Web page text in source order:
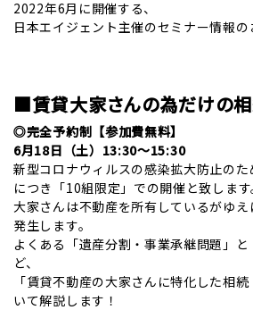
2022年6月に開催する、
日本エイジェント主催のセミナー情報の
■賃貸大家さんの為だけの
◎完全予約制【参加費無料】
6月18日（土）13:30～15:30
新型コロナウィルスの感染拡大防止の
につき「10組限定」での開催と致します
大家さんは不動産を所有しているがゆ
発生します。
よくある「遺産分割・事業承継問題」
ど、
「賃貸不動産の大家さんに特化した相
いて解説します！